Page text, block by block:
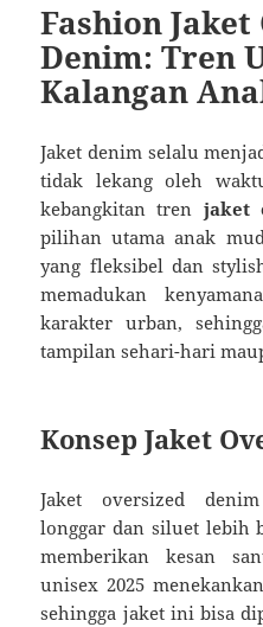
Fashion
Denim: Tren
Kalangan
Jaket denim selalu
tidak lekang oleh
kebangkitan tren jaket
pilihan utama anak
yang fleksibel dan
memadukan
karakter urban,
tampilan sehari-hari
Konsep Jaket
Jaket oversized
longgar dan siluet lebih
memberikan kesan
unisex 2025
sehingga jaket ini bisa